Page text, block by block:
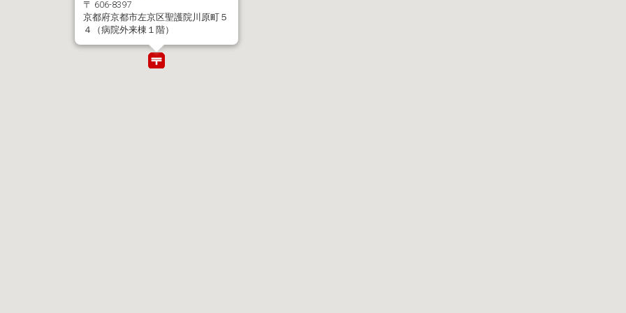
〒 606-8397
京都府京都市左京区聖護院川原町５
４（病院外来棟１階）